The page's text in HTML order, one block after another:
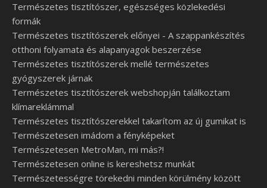
Természetes tisztítószer, egészséges közlekedési
formák
Természetes tisztítószerek előnyei - A szappankészítés
otthoni folyamata és alapanyagok beszerzése
Természetes tisztítószerek mellé természetes
gyógyszerek járnak
Természetes tisztítószerek webshopján találkoztam
klímareklámmal
Természetes tisztítószerekkel takarítom az új gumikat is
Természetesen imádom a fényképeket
Természetesen MetroMan, mi más?!
Természetesen online is kereshetsz munkát
Természetességre törekedni minden körülmény között